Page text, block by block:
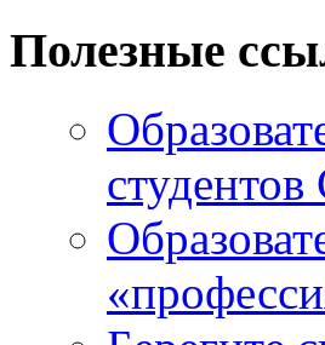
Полезные